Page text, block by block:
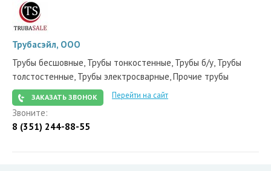
Трубасэйл, ООО
Трубы бесшовные, Трубы тонкостенные, Трубы б/у, Трубы
толстостенные, Трубы электросварные, Прочие трубы
ЗАКАЗАТЬ ЗВОНОК Перейти на сайт
Звоните:
8 (351) 244-88-55